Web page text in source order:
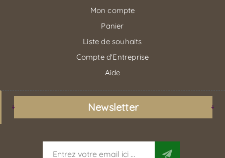
Mon compte
Panier
Liste de souhaits
Compte d'Entreprise
Aide
Newsletter